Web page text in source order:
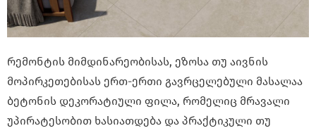
რემონტის მიმდინარეობისას, ეზოსა თუ აივნის
მოპირკეთებისას ერთ-ერთი გავრცელებული მასალაა
ბეტონის დეკორატიული ფილა, რომელიც მრავალი
უპირატესობით ხასიათდება და პრაქტიკული თუ